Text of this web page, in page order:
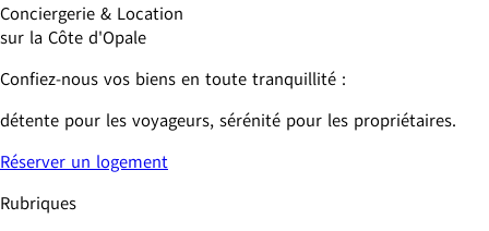
Conciergerie & Location
sur la Côte d'Opale
Confiez-nous vos biens en toute tranquillité :
détente pour les voyageurs, sérénité pour les propriétaires.
Réserver un logement
Rubriques